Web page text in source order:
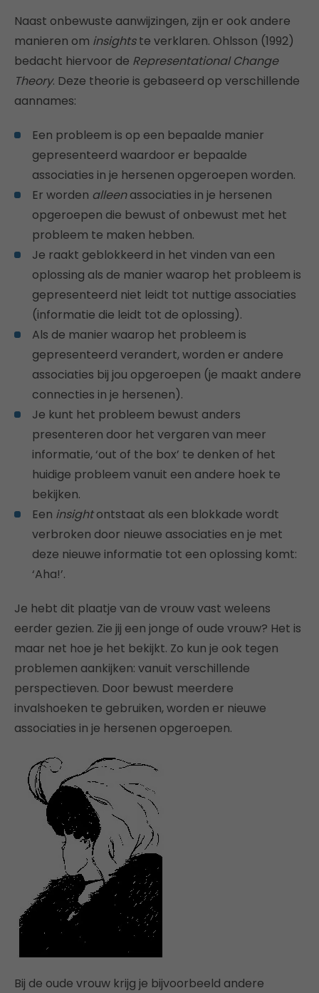
Naast onbewuste aanwijzingen, zijn er ook andere
manieren om insightste verklaren. Ohlsson (1992)
bedacht hiervoor de Representational Change
Theory. Deze theorie is gebaseerd op verschillende
aannames:
Een probleem is op een bepaalde manier
gepresenteerd waardoor er bepaalde
associaties in je hersenen opgeroepen worden.
Er worden alleenassociaties in je hersenen
opgeroepen die bewust of onbewust met het
probleem te maken hebben.
Je raakt geblokkeerd in het vinden van een
oplossing als de manier waarop het probleem is
gepresenteerd niet leidt tot nuttige associaties
(informatie die leidt tot de oplossing).
Als de manier waarop het probleem is
gepresenteerd verandert, worden er andere
associaties bij jou opgeroepen (je maakt andere
connecties in je hersenen).
Je kunt het probleem bewust anders
presenteren door het vergaren van meer
informatie, ‘out of the box’ te denken of het
huidige probleem vanuit een andere hoek te
bekijken.
Een insightontstaat als een blokkade wordt
verbroken door nieuwe associaties en je met
deze nieuwe informatie tot een oplossing komt:
‘Aha!’.
Je hebt dit plaatje van de vrouw vast weleens
eerder gezien. Zie jij een jonge of oude vrouw? Het is
maar net hoe je het bekijkt. Zo kun je ook tegen
problemen aankijken: vanuit verschillende
perspectieven. Door bewust meerdere
invalshoeken te gebruiken, worden er nieuwe
associaties in je hersenen opgeroepen.
Bij de oude vrouw krijg je bijvoorbeeld andere